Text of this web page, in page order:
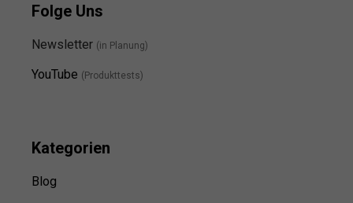
Folge Uns
Newsletter (in Planung)
YouTube (Produkttests)
Kategorien
Blog